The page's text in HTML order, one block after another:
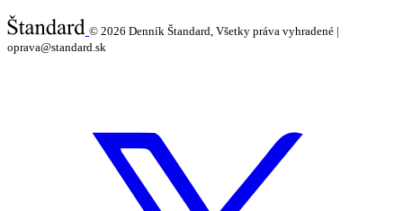
© 2026 Denník Štandard, Všetky práva vyhradené |
oprava@standard.sk